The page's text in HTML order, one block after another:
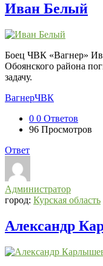
2026,
Новости
Последний
Посты
Иван Белый
Боец ЧВК «Вагнер»
Обоянского района
задачу.
ВагнерЧВК
0 0 Ответов
96 Просмотров
Ответ
Администратор
город: Курская область
Александр